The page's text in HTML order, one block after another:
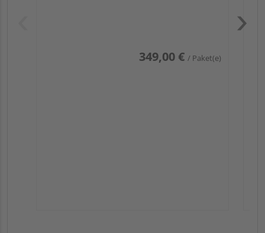
349,00 € / Paket(e)